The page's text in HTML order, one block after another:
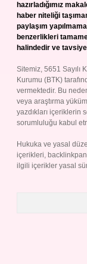
hazırladığımız
haber niteliği
paylaşım
benzerlikleri
halindedir ve
Sitemiz, 5651 Sayılı
Kurumu (BTK)
vermektedir. Bu
veya araştırma
yazdıkları içeriklerin
sorumluluğu kabul
Hukuka ve yasal
içerikleri,
ilgili içerikler yasal